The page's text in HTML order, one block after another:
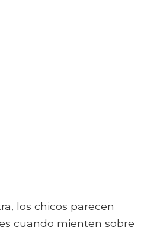
los chicos parecen
cuando mienten sobre